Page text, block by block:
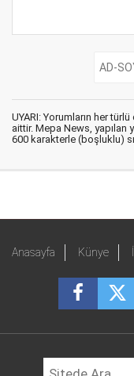
UYARI: Yorumların her
aittir. Mepa News,
600 karakterle (boşluklu)
Anasayfa Künye